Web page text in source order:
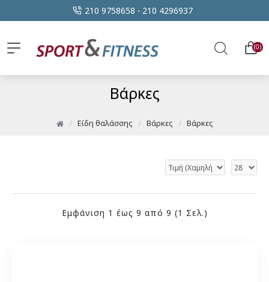
210 9758658 - 210 4296937
0
Είδη θαλάσσης Βάρκες Βάρκες
Βάρκες
Εμφάνιση 1 έως 9 από 9 (1 Σελ.)